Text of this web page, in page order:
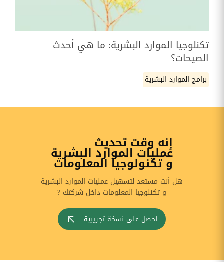
تكنلوجيا الموارد البشرية: ما هي أحدث
الصيحات؟
برامج الموارد البشرية
إنه وقت تحديث
عمليات الموارد البشرية
و تكنولوجيا المعلومات
هل أنت مستعد لتسهيل عمليات الموارد البشرية
و تكنلوجيا المعلومات داخل شركتك ?
احصل على نسخة تجريبية